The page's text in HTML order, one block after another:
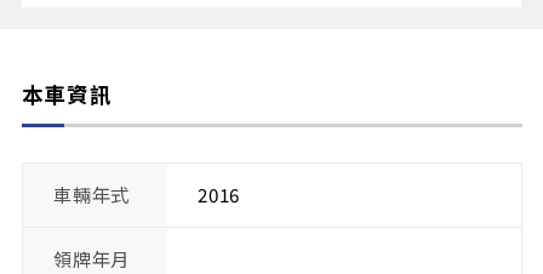
本車資訊
車輛年式 2016
領牌年月